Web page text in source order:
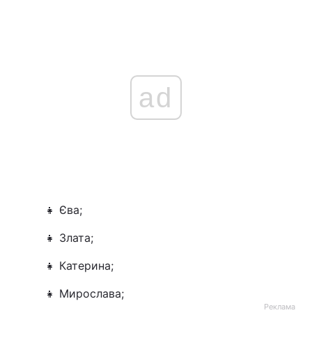
ad
👧 Єва;
👧 Злата;
👧 Катерина;
👧 Мирослава;
Реклама